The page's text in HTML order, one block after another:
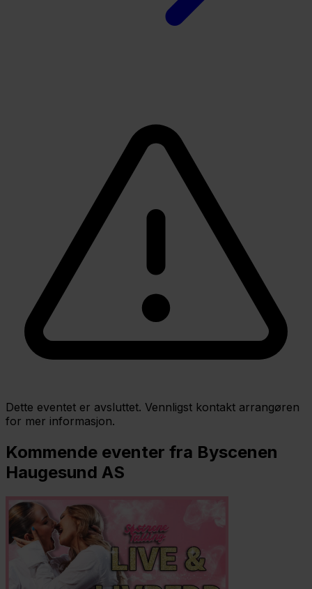
Dette eventet er avsluttet. Vennligst kontakt arrangøren
for mer informasjon.
Kommende eventer fra Byscenen
Haugesund AS